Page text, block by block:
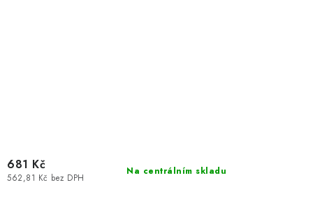
Na centrálním skladu
562,81 Kč bez DPH
681 Kč